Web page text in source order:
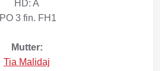
HD: A
IPO 3 fin. FH1
Mutter:
Tia Malidaj